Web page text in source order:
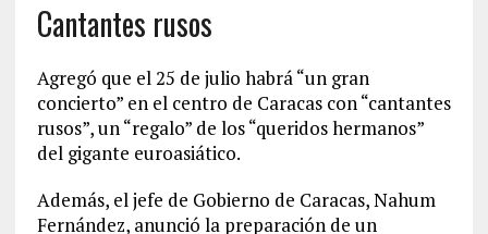
Cantantes rusos
Agregó que el 25 de julio habrá “un gran
concierto” en el centro de Caracas con “cantantes
rusos”, un “regalo” de los “queridos hermanos”
del gigante euroasiático.
Además, el jefe de Gobierno de Caracas, Nahum
Fernández, anunció la preparación de un